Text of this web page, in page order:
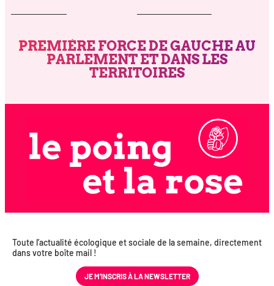
PREMIÈRE FORCE DE GAUCHE AU
PARLEMENT ET DANS LES
TERRITOIRES
Toute l’actualité éco­lo­gique et sociale de la semaine, direc­te­ment
dans votre boîte mail !
JE M’INS­CRIS À LA NEWSLETTER